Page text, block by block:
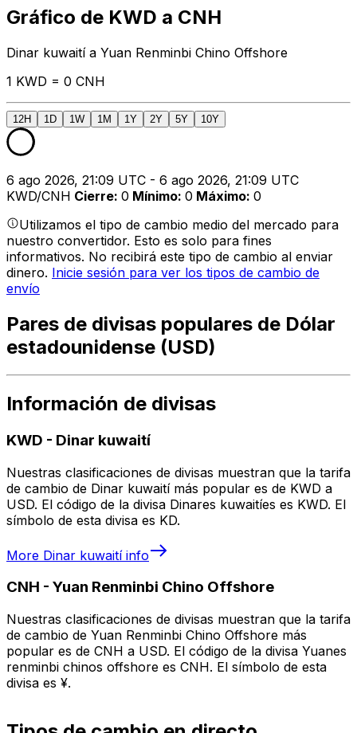
Gráfico de KWD a CNH
Dinar kuwaití a Yuan Renminbi Chino Offshore
1 KWD = 0 CNH
12H 1D 1W 1M 1Y 2Y 5Y 10Y
6 ago 2026, 21:09 UTC - 6 ago 2026, 21:09 UTC
KWD/CNH Cierre: 0 Mínimo: 0 Máximo: 0
Utilizamos el tipo de cambio medio del mercado para
nuestro convertidor. Esto es solo para fines
informativos. No recibirá este tipo de cambio al enviar
dinero. Inicie sesión para ver los tipos de cambio de
envío
Pares de divisas populares de Dólar
estadounidense (USD)
Información de divisas
KWD - Dinar kuwaití
Nuestras clasificaciones de divisas muestran que la tarifa
de cambio de Dinar kuwaití más popular es de KWD a
USD. El código de la divisa Dinares kuwaitíes es KWD. El
símbolo de esta divisa es KD.
More Dinar kuwaitíinfo
CNH - Yuan Renminbi Chino Offshore
Nuestras clasificaciones de divisas muestran que la tarifa
de cambio de Yuan Renminbi Chino Offshore más
popular es de CNH a USD. El código de la divisa Yuanes
renminbi chinos offshore es CNH. El símbolo de esta
divisa es ¥.